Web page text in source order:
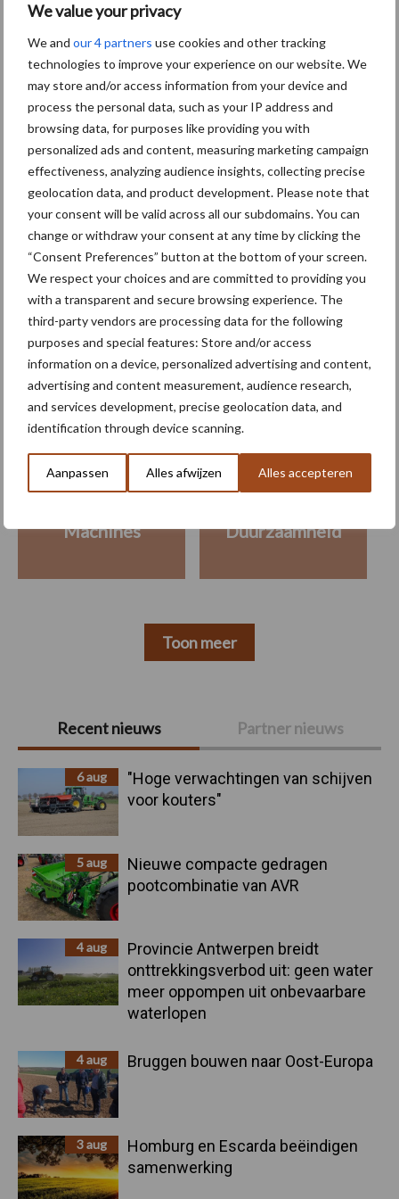
We value your privacy
We and our 4 partners use cookies and other tracking
technologies to improve your experience on our website. We
may store and/or access information from your device and
process the personal data, such as your IP address and
browsing data, for purposes like providing you with
personalized ads and content, measuring marketing campaign
effectiveness, analyzing audience insights, collecting precise
geolocation data, and product development. Please note that
your consent will be valid across all our subdomains. You can
change or withdraw your consent at any time by clicking the
“Consent Preferences” button at the bottom of your screen.
We respect your choices and are committed to providing you
with a transparent and secure browsing experience. The
third-party vendors are processing data for the following
purposes and special features: Store and/or access
information on a device, personalized advertising and content,
advertising and content measurement, audience research,
and services development, precise geolocation data, and
identification through device scanning.
Aanpassen Alles afwijzen Alles accepteren
Primaire
Sidebar
Recent nieuws Partner nieuws
6 aug
"Hoge verwachtingen van schijven
voor kouters"
5 aug
Nieuwe compacte gedragen
pootcombinatie van AVR
4 aug
Provincie Antwerpen breidt
onttrekkingsverbod uit: geen water
meer oppompen uit onbevaarbare
waterlopen
4 aug Bruggen bouwen naar Oost-Europa
3 aug
Homburg en Escarda beëindigen
samenwerking
Nieuwe compacte
gedragen pootcombinatie
van AVR
Provincie Antwerpen breidt
onttrekkingsverbod uit:
geen water meer
oppompen uit onbevaarbare
waterlopen
Meer lezen over:
Maak uw keuze
Machines Duurzaamheid
Toon meer